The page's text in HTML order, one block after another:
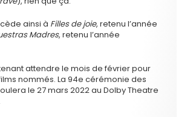
ainsi à Filles de joie, retenu l’année
Madres, retenu l’année
attendre le mois de février pour
nommés. La 94ecérémonie des
le 27 mars 2022 au Dolby Theatre